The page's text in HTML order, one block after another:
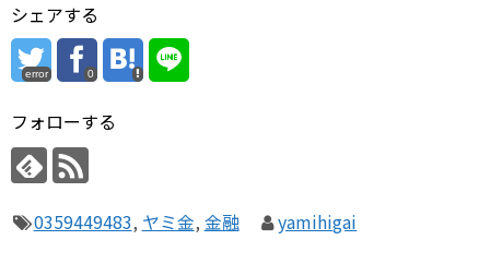
シェアする
error 0
フォローする
0359449483, ヤミ金, 金融 yamihigai